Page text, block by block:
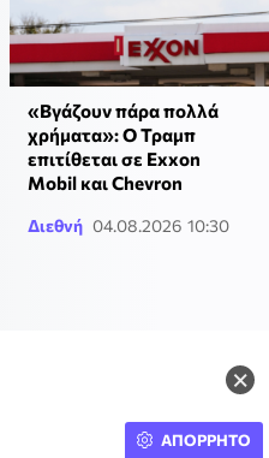
×
«Βγάζουν πάρα πολλά
χρήματα»: Ο Τραμπ
επιτίθεται σε Exxon
Mobil και Chevron
Διεθνή 04.08.2026 10:30
ΑΠΟΡΡΗΤΟ